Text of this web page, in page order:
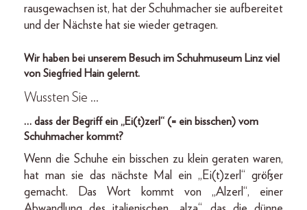
rausgewachsen ist, hat der Schuhmacher sie aufbereitet
und der Nächste hat sie wieder getragen.
Wir haben bei unserem Besuch im Schuhmuseum Linz viel
von Siegfried Hain gelernt.
Wussten Sie …
… dass der Begriff ein „Ei(t)zerl“ (= ein bisschen) vom
Schuhmacher kommt?
Wenn die Schuhe ein bisschen zu klein geraten waren,
hat man sie das nächste Mal ein „Ei(t)zerl“ größer
gemacht. Das Wort kommt von „Alzerl“, einer